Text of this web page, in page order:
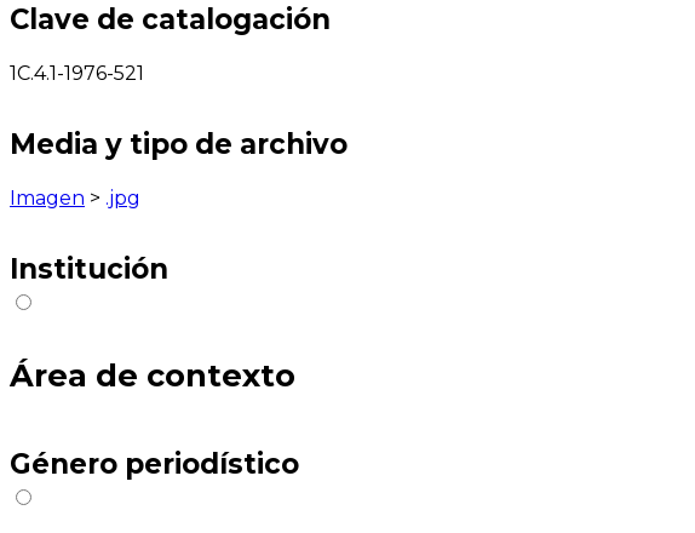
Clave de catalogación
1C.4.1-1976-521
Media y tipo de archivo
Imagen > .jpg
Institución
Área de contexto
Género periodístico